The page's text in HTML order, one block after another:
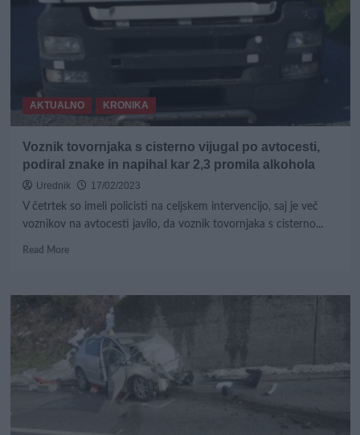
vinjenega
s
motorjem
mu
AKTUALNO KRONIKA
Voznik tovornjaka s cisterno vijugal po avtocesti,
podiral znake in napihal kar 2,3 promila alkohola
Urednik
17/02/2023
V četrtek so imeli policisti na celjskem intervencijo, saj je več
voznikov na avtocesti javilo, da voznik tovornjaka s cisterno...
Read MoreRead
Voznik
tovornjaka
cisterno
vijugal
avtocesti,